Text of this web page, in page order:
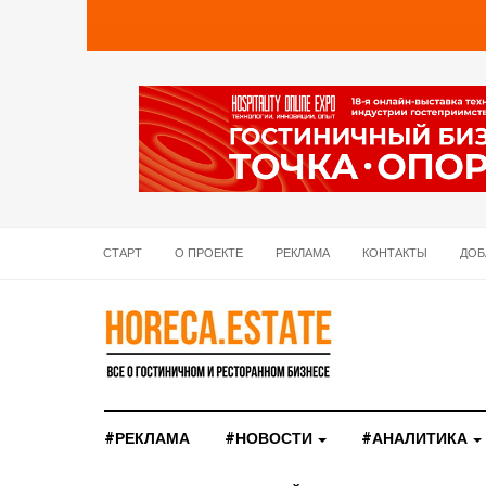
СТАРТ О ПРОЕКТЕ РЕКЛАМА КОНТАКТЫ
#РЕКЛАМА #НОВОСТИ #АНАЛИТИКА